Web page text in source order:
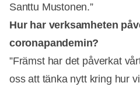
Santtu Mustonen.”
Hur har verksamheten
coronapandemin?
”Främst har det påverkat
oss att tänka nytt kring hur